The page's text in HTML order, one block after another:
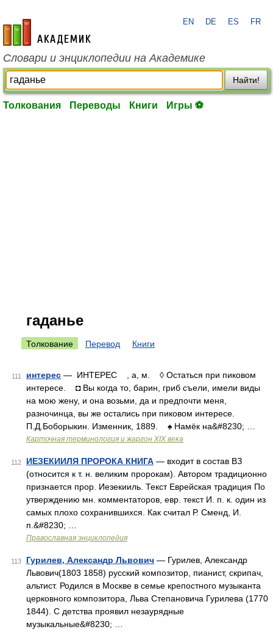
academic.ru
EN DE ES FR
Словари и энциклопедии на Академике
Найти!
Толкования Переводы Книги Игры ⚽
гаданье
Толкование Перевод Книги
111 интерес — ИНТЕРЕС , а, м. ◊ Остаться при пиковом
интересе. ◘ Вы когда то, барин, гриб съели, имели виды
на мою жену, и она возьми, да и предпочти меня,
разночинца, вы же остались при пиковом интересе.
П.Д.Боборыкин. Изменник, 1889. ♠ Намёк на&#8230; …
Карточная терминология и жаргон XIX века
112 ИЕЗЕКИИЛЯ ПРОРОКА КНИГА — входит в состав ВЗ
(относится к т. н. великим пророкам). Автором традиционно
признается прор. Иезекииль. Текст Еврейская традиция По
утверждению мн. комментаторов, евр. текст И. п. к. один из
самых плохо сохранившихся. Как считал Р. Сменд, И.
п.&#8230; …
Православная энциклопедия
113 Гурилев, Александр Львович — Гурилев, Александр
Львович(1803 1858) русский композитор, пианист, скрипач,
альтист. Родился в Москве в семье крепостного музыканта
церковного композитора, Льва Степановича Гурилева (1770
1844). С детства проявил незаурядные
музыкальные&#8230; …